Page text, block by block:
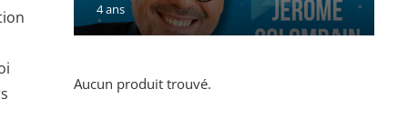
4 ans
Aucun produit trouvé.